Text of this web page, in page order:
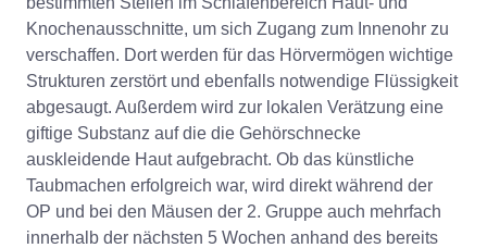
Knochenausschnitte, um sich Zugang zum Innenohr zu
verschaffen. Dort werden für das Hörvermögen wichtige
Strukturen zerstört und ebenfalls notwendige Flüssigkeit
abgesaugt. Außerdem wird zur lokalen Verätzung eine
giftige Substanz auf die die Gehörschnecke
auskleidende Haut aufgebracht. Ob das künstliche
Taubmachen erfolgreich war, wird direkt während der
OP und bei den Mäusen der 2. Gruppe auch mehrfach
innerhalb der nächsten 5 Wochen anhand des bereits